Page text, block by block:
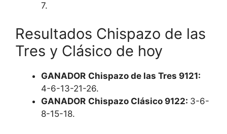
7.
Resultados Chispazo de las
Tres y Clásico de hoy
GANADOR Chispazo de las Tres 9121:
4-6-13-21-26.
GANADOR Chispazo Clásico 9122: 3-6-
8-15-18.